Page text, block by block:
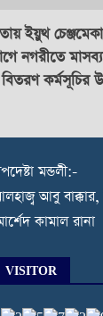
ইয়ুথ
নগরীতে
কর্মসূচির
মন্ডলী:-
আবু বাক্কার,
কামাল রানা
VISITOR